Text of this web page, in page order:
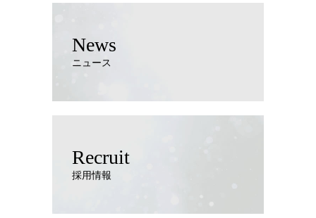
News
ニュース
Recruit
採用情報